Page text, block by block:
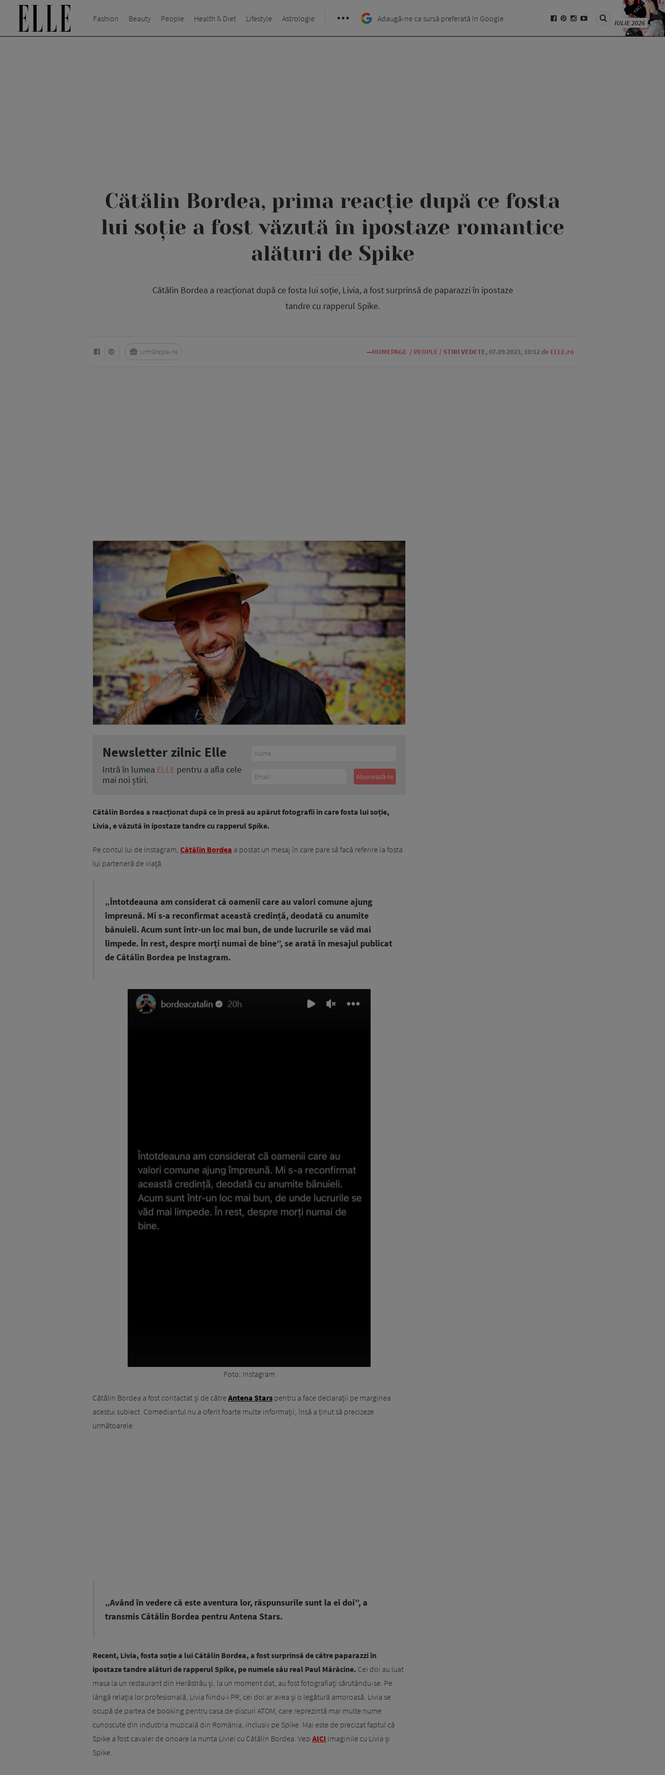
Fashion Beauty People Health & Diet Lifestyle Astrologie Adaugă-ne ca sursă preferată în Google IULIE 2026
Cătălin Bordea, prima reacție după ce fosta
lui soție a fost văzută în ipostaze romantice
alături de Spike
Cătălin Bordea a reacționat după ce fosta lui soție, Livia, a fost surprinsă de paparazzi în ipostaze
tandre cu rapperul Spike.
—HOMEPAGE / PEOPLE / STIRI VEDETE,07.09.2023, 10:12 de ELLE.ro
Urmărește-ne
Newsletter zilnic Elle
Intră în lumea ELLE pentru a afla cele
mai noi știri.
Cătălin Bordea a reacționat după ce în presă au apărut fotografii în care fosta lui soție,
Livia, e văzută în ipostaze tandre cu rapperul Spike.
Pe contul lui de Instagram, Cătălin Bordea a postat un mesaj în care pare să facă referire la fosta
lui parteneră de viață.
„Întotdeauna am considerat că oamenii care au valori comune ajung
împreună. Mi s-a reconfirmat această credință, deodată cu anumite
bănuieli. Acum sunt într-un loc mai bun, de unde lucrurile se văd mai
limpede. În rest, despre morți numai de bine”, se arată în mesajul publicat
de Cătălin Bordea pe Instagram.
Foto: Instagram
Cătălin Bordea a fost contactat și de către Antena Stars pentru a face declarații pe marginea
acestui subiect. Comediantul nu a oferit foarte multe informații, însă a ținut să precizeze
următoarele:
„Având în vedere că este aventura lor, răspunsurile sunt la ei doi”, a
transmis Cătălin Bordea pentru Antena Stars.
Recent, Livia, fosta soție a lui Cătălin Bordea, a fost surprinsă de către paparazzi în
ipostaze tandre alături de rapperul Spike, pe numele său real Paul Mărăcine. Cei doi au luat
masa la un restaurant din Herăstrău și, la un moment dat, au fost fotografiați sărutându-se. Pe
lângă relația lor profesională, Livia fiindu-i PR, cei doi ar avea și o legătură amoroasă. Livia se
ocupă de partea de booking pentru casa de discuri ATOM, care reprezintă mai multe nume
cunoscute din industria muzicală din România, inclusiv pe Spike. Mai este de precizat faptul că
Spike a fost cavaler de onoare la nunta Liviei cu Cătălin Bordea. Vezi AICI imaginile cu Livia și
Spike.